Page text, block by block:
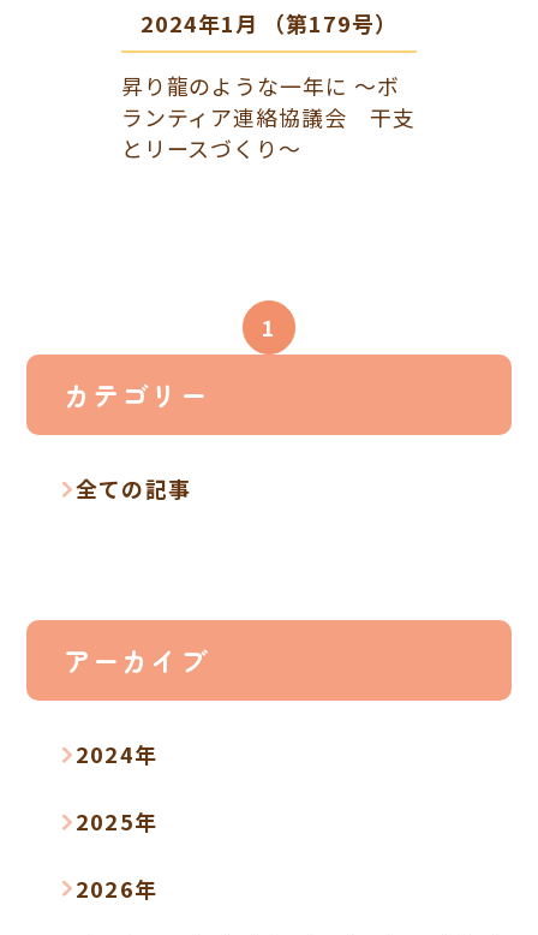
2024年1月 （第179号）
昇り龍のような一年に ～ボ
ランティア連絡協議会 干支
とリースづくり～
1
カテゴリー
全ての記事
アーカイブ
2024年
2025年
2026年